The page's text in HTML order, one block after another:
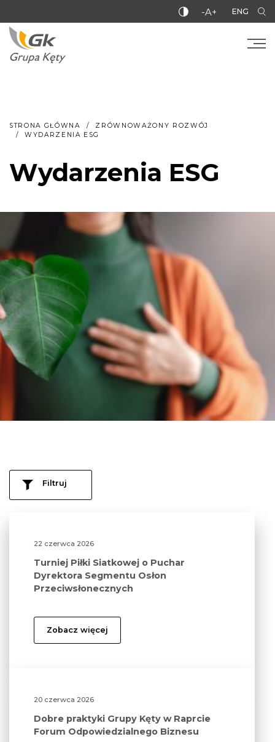
-A+ ENG
STRONA GŁÓWNA
ZRÓWNOWAŻONY ROZWÓJ
WYDARZENIA ESG
Wydarzenia ESG
Filtruj
22 czerwca 2026
Turniej Piłki Siatkowej o Puchar
Dyrektora Segmentu Osłon
Przeciwsłonecznych
Zobacz więcej
20 czerwca 2026
Dobre praktyki Grupy Kęty w Raprcie
Forum Odpowiedzialnego Biznesu